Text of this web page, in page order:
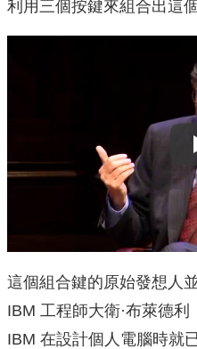
利用三個按鍵來組合出這個
這個組合鍵的原始發想人
IBM 工程師大衛·布萊德
IBM 在設計個人電腦時就